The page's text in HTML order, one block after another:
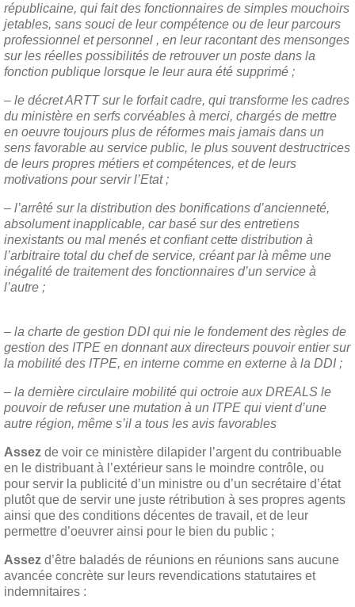
républicaine, qui fait des fonctionnaires de simples mouchoirs
jetables, sans souci de leur compétence ou de leur parcours
professionnel et personnel , en leur racontant des mensonges
sur les réelles possibilités de retrouver un poste dans la
fonction publique lorsque le leur aura été supprimé ;
– le décret ARTT sur le forfait cadre, qui transforme les cadres
du ministère en serfs corvéables à merci, chargés de mettre
en oeuvre toujours plus de réformes mais jamais dans un
sens favorable au service public, le plus souvent destructrices
de leurs propres métiers et compétences, et de leurs
motivations pour servir l’Etat ;
– l’arrêté sur la distribution des bonifications d’ancienneté,
absolument inapplicable, car basé sur des entretiens
inexistants ou mal menés et confiant cette distribution à
l’arbitraire total du chef de service, créant par là même une
inégalité de traitement des fonctionnaires d’un service à
l’autre ;
– la charte de gestion DDI qui nie le fondement des règles de
gestion des ITPE en donnant aux directeurs pouvoir entier sur
la mobilité des ITPE, en interne comme en externe à la DDI ;
– la dernière circulaire mobilité qui octroie aux DREALS le
pouvoir de refuser une mutation à un ITPE qui vient d’une
autre région, même s’il a tous les avis favorables
Assez de voir ce ministère dilapider l’argent du contribuable
en le distribuant à l’extérieur sans le moindre contrôle, ou
pour servir la publicité d’un ministre ou d’un secrétaire d’état
plutôt que de servir une juste rétribution à ses propres agents
ainsi que des conditions décentes de travail, et de leur
permettre d’oeuvrer ainsi pour le bien du public ;
Assez d’être baladés de réunions en réunions sans aucune
avancée concrète sur leurs revendications statutaires et
indemnitaires :